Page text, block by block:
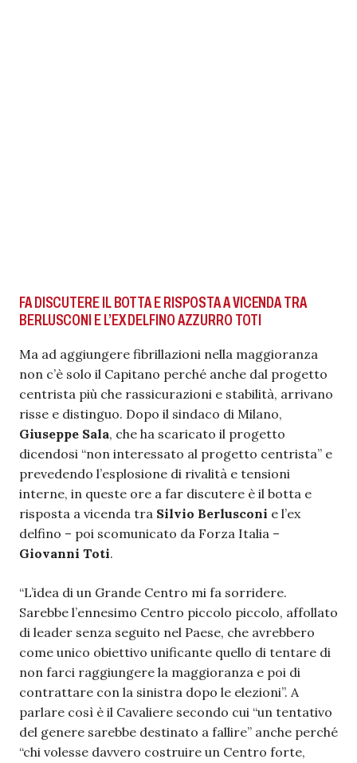
FA DISCUTERE IL BOTTA E RISPOSTA A VICENDA TRA
BERLUSCONI E L’EX DELFINO AZZURRO TOTI
Ma ad aggiungere fibrillazioni nella maggioranza
non c’è solo il Capitano perché anche dal progetto
centrista più che rassicurazioni e stabilità, arrivano
risse e distinguo. Dopo il sindaco di Milano,
Giuseppe Sala, che ha scaricato il progetto
dicendosi “non interessato al progetto centrista” e
prevedendo l’esplosione di rivalità e tensioni
interne, in queste ore a far discutere è il botta e
risposta a vicenda tra Silvio Berlusconi e l’ex
delfino – poi scomunicato da Forza Italia –
Giovanni Toti.
“L’idea di un Grande Centro mi fa sorridere.
Sarebbe l’ennesimo Centro piccolo piccolo, affollato
di leader senza seguito nel Paese, che avrebbero
come unico obiettivo unificante quello di tentare di
non farci raggiungere la maggioranza e poi di
contrattare con la sinistra dopo le elezioni”. A
parlare così è il Cavaliere secondo cui “un tentativo
del genere sarebbe destinato a fallire” anche perché
“chi volesse davvero costruire un Centro forte,